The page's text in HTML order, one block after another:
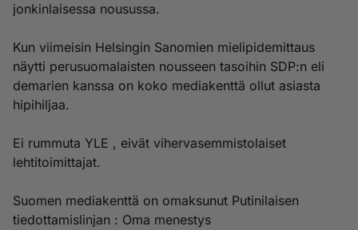
jonkinlaisessa nousussa.
Kun viimeisin Helsingin Sanomien mielipidemittaus
näytti perusuomalaisten nousseen tasoihin SDP:n eli
demarien kanssa on koko mediakenttä ollut asiasta
hipihiljaa.
Ei rummuta YLE , eivät vihervasemmistolaiset
lehtitoimittajat.
Suomen mediakenttä on omaksunut Putinilaisen
tiedottamislinjan : Oma menestys